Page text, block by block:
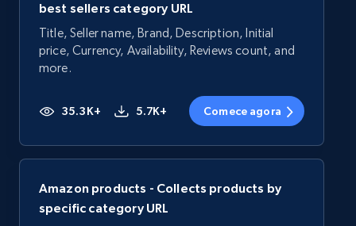
best sellers category URL
Title, Seller name, Brand, Description, Initial
price, Currency, Availability, Reviews count, and
more.
35.3K+ 5.7K+ Comece agora
Amazon products - Collects products by
specific category URL